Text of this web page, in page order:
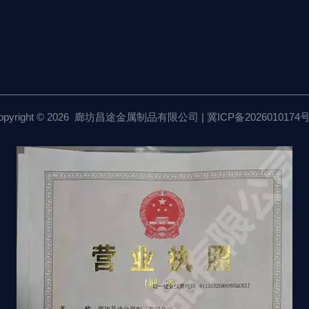
© 2026 廊坊昌途金属制品有限公司 | 冀ICP备2026010174